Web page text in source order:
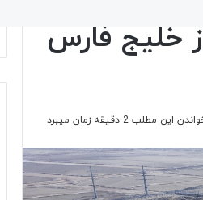
خلیج فارس
این مطلب 2 دقیقه زمان میبرد